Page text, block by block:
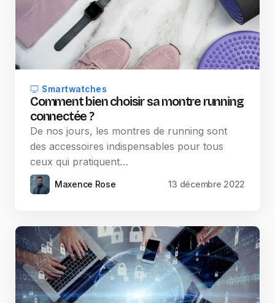
Smartwatches
Comment bien choisir sa montre running
connectée ?
De nos jours, les montres de running sont
des accessoires indispensables pour tous
ceux qui pratiquent…
Maxence Rose 13 décembre 2022